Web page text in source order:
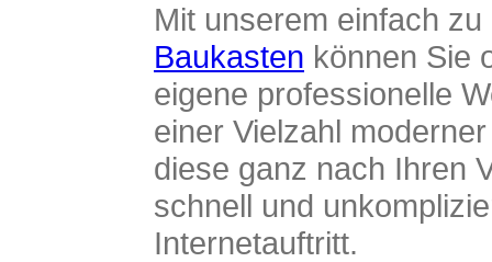
Mit unserem einfach
Baukasten können Sie
eigene professionelle
einer Vielzahl
diese ganz nach Ihren
schnell und
Internetauftritt.